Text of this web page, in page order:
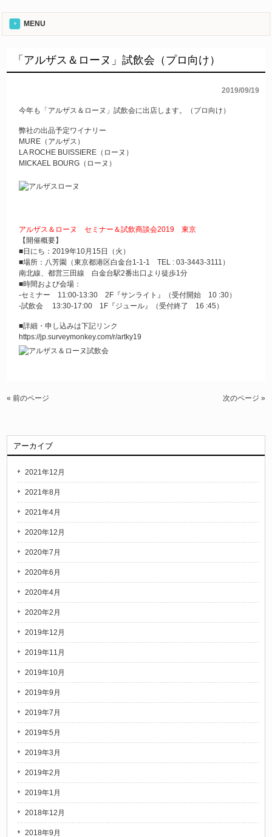
MENU
「アルザス＆ローヌ」試飲会（プロ向け）
2019/09/19
今年も「アルザス＆ローヌ」試飲会に出店します。（プロ向け）
弊社の出品予定ワイナリー
MURE（アルザス）
LA ROCHE BUISSIERE（ローヌ）
MICKAEL BOURG（ローヌ）
アルザス＆ローヌ セミナー＆試飲商談会2019 東京
【開催概要】
■日にち：2019年10月15日（火）
■場所：八芳園（東京都港区白金台1-1-1 TEL : 03-3443-3111）
南北線、都営三田線 白金台駅2番出口より徒歩1分
■時間および会場：
-セミナー 11:00-13:30 2F『サンライト』（受付開始 10 :30）
-試飲会 13:30-17:00 1F『ジュール』（受付終了 16 :45）
■詳細・申し込みは下記リンク
https://jp.surveymonkey.com/r/artky19
« 前のページ 次のページ »
アーカイブ
2021年12月
2021年8月
2021年4月
2020年12月
2020年7月
2020年6月
2020年4月
2020年2月
2019年12月
2019年11月
2019年10月
2019年9月
2019年7月
2019年5月
2019年3月
2019年2月
2019年1月
2018年12月
2018年9月